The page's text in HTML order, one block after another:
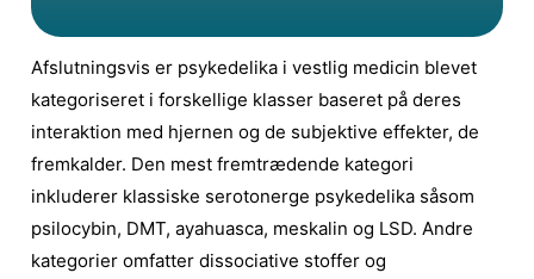
Afslutningsvis er psykedelika i vestlig medicin blevet
kategoriseret i forskellige klasser baseret på deres
interaktion med hjernen og de subjektive effekter, de
fremkalder. Den mest fremtrædende kategori
inkluderer klassiske serotonerge psykedelika såsom
psilocybin, DMT, ayahuasca, meskalin og LSD. Andre
kategorier omfatter dissociative stoffer og